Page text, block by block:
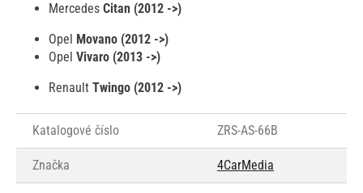
Mercedes Citan (2012 ->)
Opel
Movano (2012 ->)
Opel Vivaro (2013 ->)
Renault Twingo (2012 ->)
Katalogové číslo ZRS-AS-66B
Značka 4CarMedia